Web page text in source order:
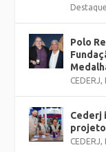
Polo
CEDERJ
Cederj
CEDERJ